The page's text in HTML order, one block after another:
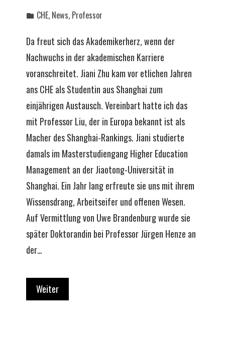
CHE, News, Professor
Da freut sich das Akademikerherz, wenn der
Nachwuchs in der akademischen Karriere
voranschreitet. Jiani Zhu kam vor etlichen Jahren
ans CHE als Studentin aus Shanghai zum
einjährigen Austausch. Vereinbart hatte ich das
mit Professor Liu, der in Europa bekannt ist als
Macher des Shanghai-Rankings. Jiani studierte
damals im Masterstudiengang Higher Education
Management an der Jiaotong-Universität in
Shanghai. Ein Jahr lang erfreute sie uns mit ihrem
Wissensdrang, Arbeitseifer und offenen Wesen.
Auf Vermittlung von Uwe Brandenburg wurde sie
später Doktorandin bei Professor Jürgen Henze an
der…
Weiter